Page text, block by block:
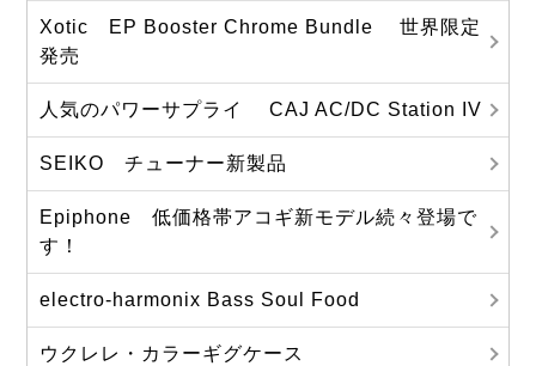
Xotic EP Booster Chrome Bundle 世界限定
発売
人気のパワーサプライ CAJ AC/DC Station IV
SEIKO チューナー新製品
Epiphone 低価格帯アコギ新モデル続々登場で
す！
electro-harmonix Bass Soul Food
ウクレレ・カラーギグケース